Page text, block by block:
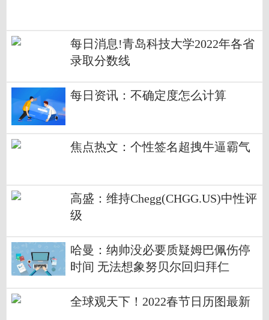
每日消息!青岛科技大学2022年各省
录取分数线
每日资讯：不确定度怎么计算
焦点热文：个性签名超拽牛逼霸气
高盛：维持Chegg(CHGG.US)中性评
级
哈曼：纳帅没必要质疑姆巴佩伤停
时间 无法想象努贝尔回归拜仁
全球观天下！2022春节日历图最新